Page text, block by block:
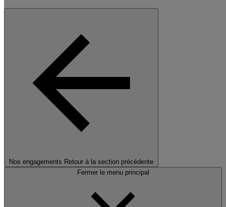
Nos engagements Retour à la section précédente
Fermer le menu principal